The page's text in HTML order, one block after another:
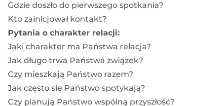
Gdzie doszło do pierwszego spotkania?
Kto zainicjował kontakt?
Pytania o charakter relacji:
Jaki charakter ma Państwa relacja?
Jak długo trwa Państwa związek?
Czy mieszkają Państwo razem?
Jak często się Państwo spotykają?
Czy planują Państwo wspólną przyszłość?